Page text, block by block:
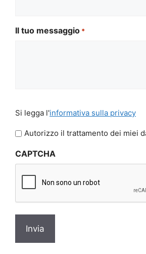
Il tuo messaggio *
legga
l'informativa
privacy
Si legga l'informativa sulla privacy
Autorizzo il trattamento dei miei
CAPTCHA